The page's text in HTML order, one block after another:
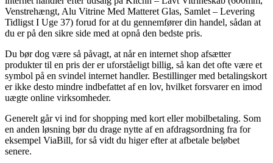
Venstrehængt, Alu Vitrine Med Matteret Glas, Samlet – Levering
Tidligst I Uge 37) forud for at du gennemfører din handel, sådan at
du er på den sikre side med at opnå den bedste pris.
Du bør dog være så påvagt, at når en internet shop afsætter
produkter til en pris der er uforståeligt billig, så kan det ofte være et
symbol på en svindel internet handler. Bestillinger med betalingskort
er ikke desto mindre indbefattet af en lov, hvilket forsvarer en imod
uægte online virksomheder.
Generelt går vi ind for shopping med kort eller mobilbetaling. Som
en anden løsning bør du drage nytte af en afdragsordning fra for
eksempel ViaBill, for så vidt du higer efter at afbetale beløbet
senere.